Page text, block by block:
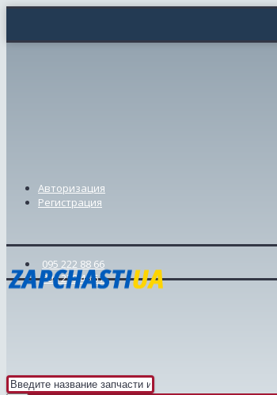
Авторизация
Регистрация
095 222 88 66
098 239 46 57